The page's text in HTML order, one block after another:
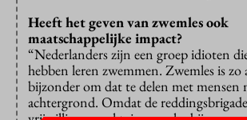
Heeft het geven van zwemles ook
maatschappelijke impact?
“Nederlanders zijn een groep idioten
hebben leren zwemmen. Zwemles is zo
bijzonder om dat te delen met mensen
achtergrond. Omdat de